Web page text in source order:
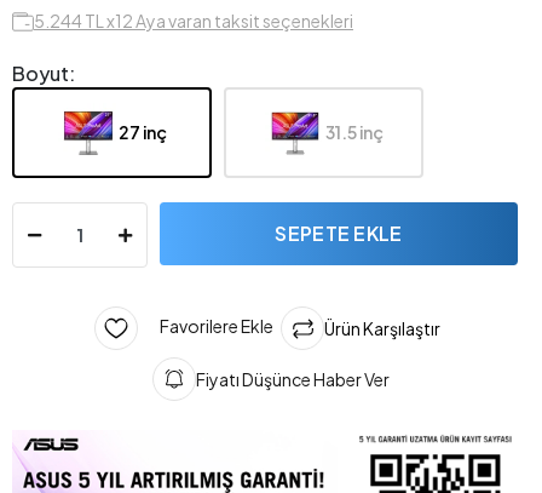
5.244 TL x12 Aya varan taksit seçenekleri
Boyut:
27 inç 31.5 inç
SEPETE EKLE
Favorilere Ekle Ürün Karşılaştır
Fiyatı Düşünce Haber Ver